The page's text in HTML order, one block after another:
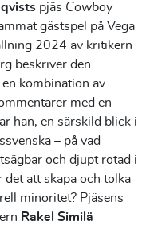
pjäs Cowboy
gästspel på Vega
2024 av kritikern
beskriver den
kombination av
med en
han, en särskild blick i
– på vad
och djupt rotad i
att skapa och tolka
minoritet? Pjäsens
Rakel Similä